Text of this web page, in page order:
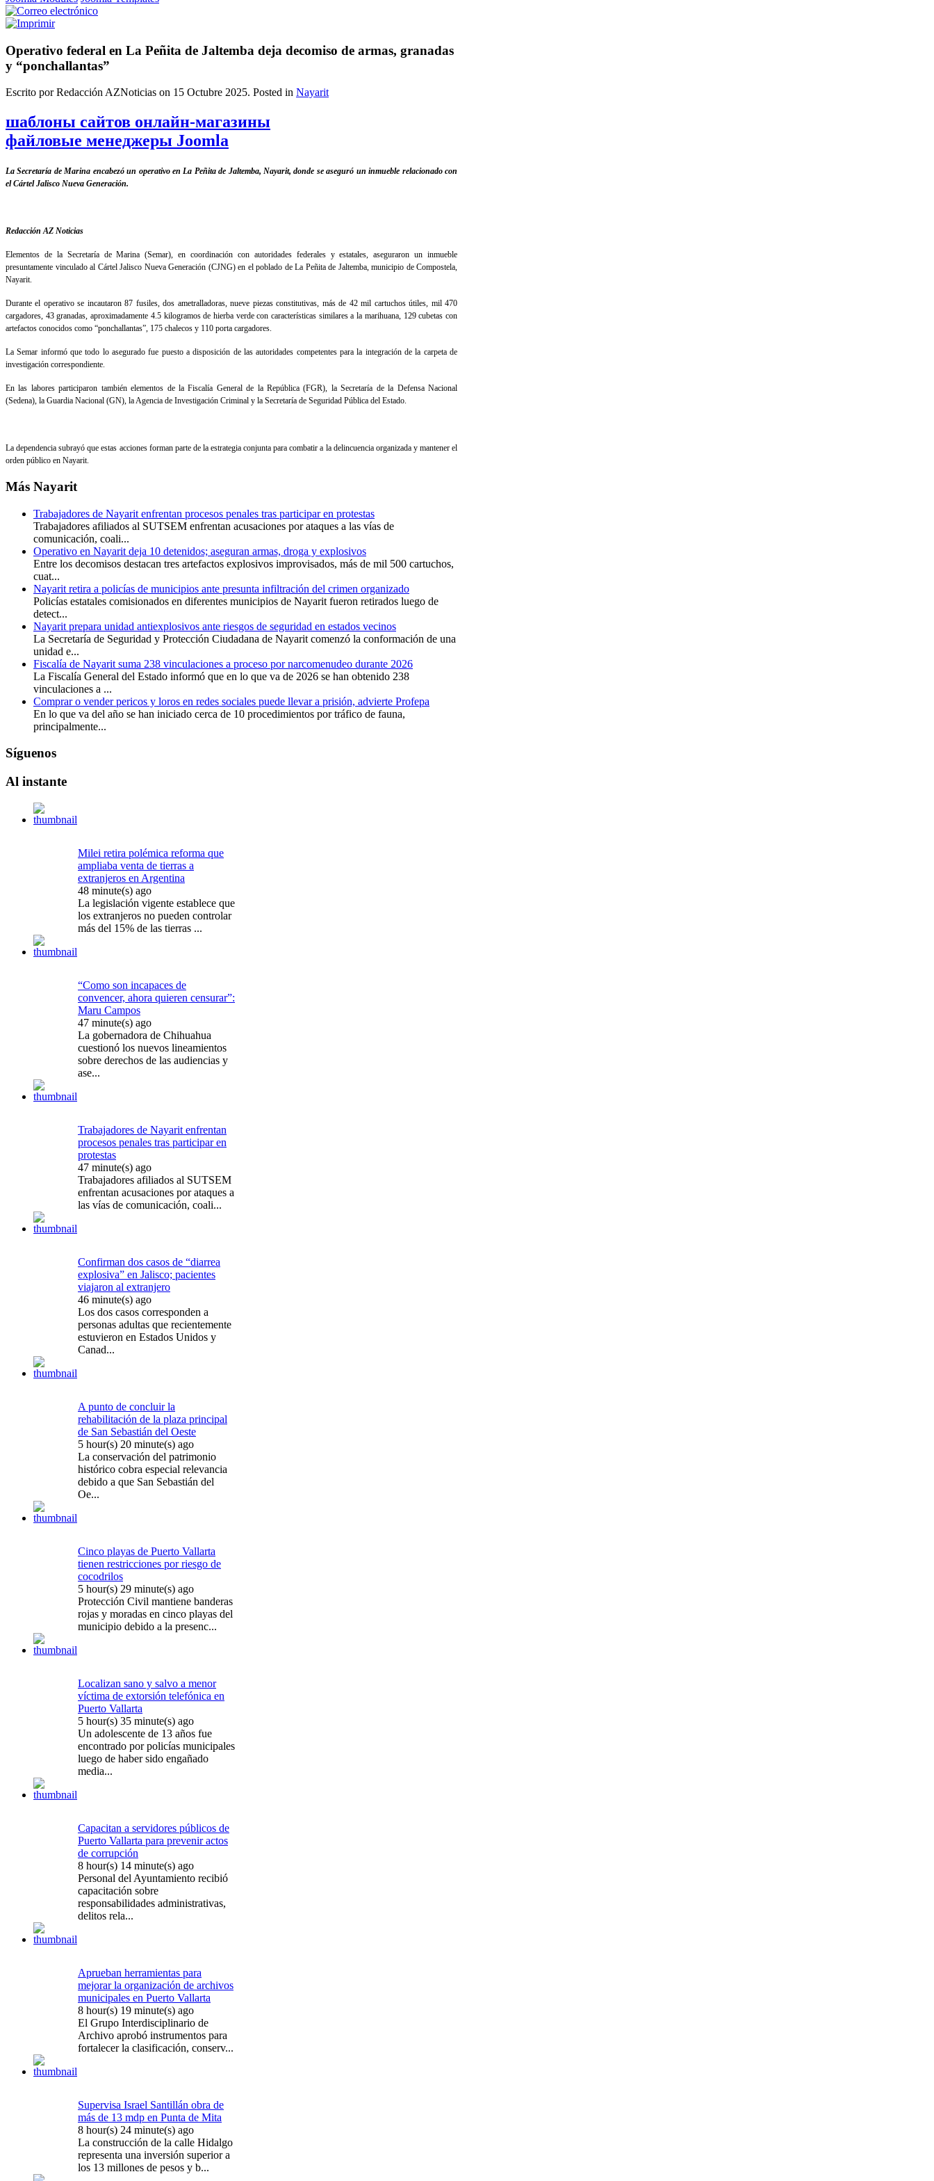
Operativo federal en La Peñita de Jaltemba deja decomiso de armas, granadas
y “ponchallantas”
Escrito por Redacción AZNoticias on 15 Octubre 2025. Posted in Nayarit
шаблоны сайтов онлайн-магазины
файловые менеджеры Joomla
La Secretaría de Marina encabezó un operativo en La Peñita de Jaltemba, Nayarit, donde se aseguró un inmueble relacionado con
el Cártel Jalisco Nueva Generación.
Redacción AZ Noticias
Elementos de la Secretaría de Marina (Semar), en coordinación con autoridades federales y estatales, aseguraron un inmueble
presuntamente vinculado al Cártel Jalisco Nueva Generación (CJNG) en el poblado de La Peñita de Jaltemba, municipio de Compostela,
Nayarit.
Durante el operativo se incautaron 87 fusiles, dos ametralladoras, nueve piezas constitutivas, más de 42 mil cartuchos útiles, mil 470
cargadores, 43 granadas, aproximadamente 4.5 kilogramos de hierba verde con características similares a la marihuana, 129 cubetas con
artefactos conocidos como “ponchallantas”, 175 chalecos y 110 porta cargadores.
La Semar informó que todo lo asegurado fue puesto a disposición de las autoridades competentes para la integración de la carpeta de
investigación correspondiente.
En las labores participaron también elementos de la Fiscalía General de la República (FGR), la Secretaría de la Defensa Nacional
(Sedena), la Guardia Nacional (GN), la Agencia de Investigación Criminal y la Secretaría de Seguridad Pública del Estado.
La dependencia subrayó que estas acciones forman parte de la estrategia conjunta para combatir a la delincuencia organizada y mantener el
orden público en Nayarit.
Más Nayarit
Trabajadores de Nayarit enfrentan procesos penales tras participar en protestas
Trabajadores afiliados al SUTSEM enfrentan acusaciones por ataques a las vías de
comunicación, coali...
Operativo en Nayarit deja 10 detenidos; aseguran armas, droga y explosivos
Entre los decomisos destacan tres artefactos explosivos improvisados, más de mil 500 cartuchos,
cuat...
Nayarit retira a policías de municipios ante presunta infiltración del crimen organizado
Policías estatales comisionados en diferentes municipios de Nayarit fueron retirados luego de
detect...
Nayarit prepara unidad antiexplosivos ante riesgos de seguridad en estados vecinos
La Secretaría de Seguridad y Protección Ciudadana de Nayarit comenzó la conformación de una
unidad e...
Fiscalía de Nayarit suma 238 vinculaciones a proceso por narcomenudeo durante 2026
La Fiscalía General del Estado informó que en lo que va de 2026 se han obtenido 238
vinculaciones a ...
Comprar o vender pericos y loros en redes sociales puede llevar a prisión, advierte Profepa
En lo que va del año se han iniciado cerca de 10 procedimientos por tráfico de fauna,
principalmente...
Síguenos
Al instante
Milei retira polémica reforma que
ampliaba venta de tierras a
extranjeros en Argentina
48 minute(s) ago
La legislación vigente establece que
los extranjeros no pueden controlar
más del 15% de las tierras ...
“Como son incapaces de
convencer, ahora quieren censurar”:
Maru Campos
47 minute(s) ago
La gobernadora de Chihuahua
cuestionó los nuevos lineamientos
sobre derechos de las audiencias y
ase...
Trabajadores de Nayarit enfrentan
procesos penales tras participar en
protestas
47 minute(s) ago
Trabajadores afiliados al SUTSEM
enfrentan acusaciones por ataques a
las vías de comunicación, coali...
Confirman dos casos de “diarrea
explosiva” en Jalisco; pacientes
viajaron al extranjero
46 minute(s) ago
Los dos casos corresponden a
personas adultas que recientemente
estuvieron en Estados Unidos y
Canad...
A punto de concluir la
rehabilitación de la plaza principal
de San Sebastián del Oeste
5 hour(s) 20 minute(s) ago
La conservación del patrimonio
histórico cobra especial relevancia
debido a que San Sebastián del
Oe...
Cinco playas de Puerto Vallarta
tienen restricciones por riesgo de
cocodrilos
5 hour(s) 29 minute(s) ago
Protección Civil mantiene banderas
rojas y moradas en cinco playas del
municipio debido a la presenc...
Localizan sano y salvo a menor
víctima de extorsión telefónica en
Puerto Vallarta
5 hour(s) 35 minute(s) ago
Un adolescente de 13 años fue
encontrado por policías municipales
luego de haber sido engañado
media...
Capacitan a servidores públicos de
Puerto Vallarta para prevenir actos
de corrupción
8 hour(s) 14 minute(s) ago
Personal del Ayuntamiento recibió
capacitación sobre
responsabilidades administrativas,
delitos rela...
Aprueban herramientas para
mejorar la organización de archivos
municipales en Puerto Vallarta
8 hour(s) 19 minute(s) ago
El Grupo Interdisciplinario de
Archivo aprobó instrumentos para
fortalecer la clasificación, conserv...
Supervisa Israel Santillán obra de
más de 13 mdp en Punta de Mita
8 hour(s) 24 minute(s) ago
La construcción de la calle Hidalgo
representa una inversión superior a
los 13 millones de pesos y b...